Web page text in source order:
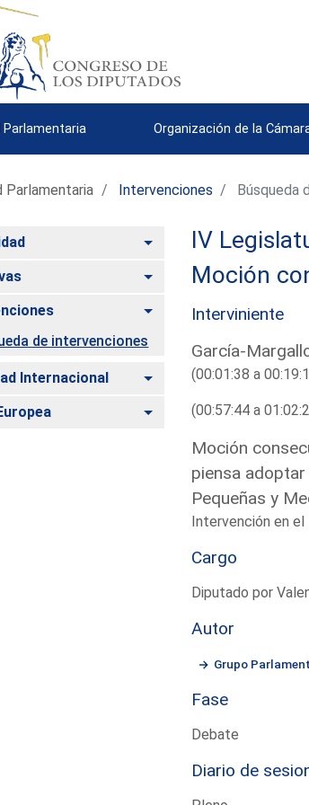
Parlamentaria Organización de la
Parlamentaria Intervenciones Búsqueda
Alternar
Alternar
Alternar
de intervenciones
Internacional Alternar
Alternar
IV
Moción
Interviniente
García-
(00:01:38 a
(00:57:44 a
Moción
piensa
Pequeñas y
Intervención en
Cargo
Diputado por
Autor
Grupo
Fase
Debate
Diario de